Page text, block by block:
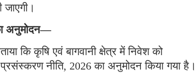
अनुमोदन—
कि कृषि एवं बागवानी क्षेत्र में निवेश को
नीति, 2026 का अनुमोदन किया गया है।